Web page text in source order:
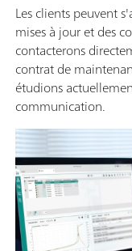
Les clients peuvent
mises à jour et des
contacterons
contrat de
étudions
communication.